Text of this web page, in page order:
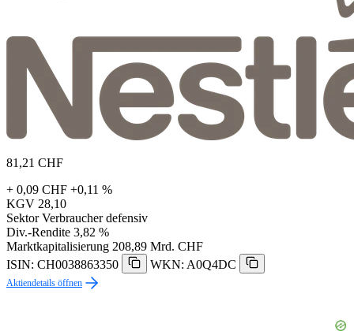
81,21 CHF
+ 0,09 CHF +0,11 %
KGV 28,10
Sektor Verbraucher defensiv
Div.-Rendite 3,82 %
Marktkapitalisierung 208,89 Mrd. CHF
ISIN: CH0038863350
WKN: A0Q4DC
Aktiendetails öffnen